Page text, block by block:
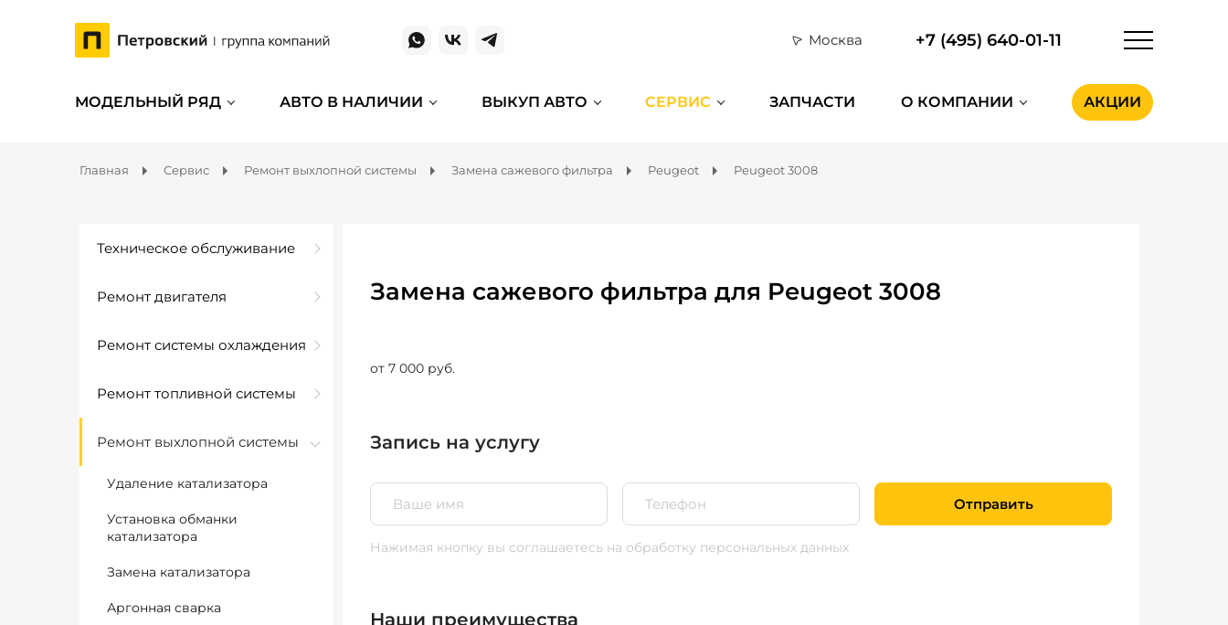
Москва +7 (495) 640-01-11
МОДЕЛЬНЫЙ РЯД АВТО В НАЛИЧИИ ВЫКУП АВТО СЕРВИС ЗАПЧАСТИ О КОМПАНИИ АКЦИИ
Главная Сервис Ремонт выхлопной системы Замена сажевого фильтра Peugeot Peugeot 3008
Техническое обслуживание
Ремонт двигателя
Ремонт системы охлаждения
Ремонт топливной системы
Ремонт выхлопной системы
Удаление катализатора
Установка обманки
катализатора
Замена катализатора
Аргонная сварка
Замена сажевого фильтра для Peugeot 3008
от 7 000 руб.
Запись на услугу
Отправить
Нажимая кнопку вы соглашаетесь на обработку персональных данных
Наши преимущества